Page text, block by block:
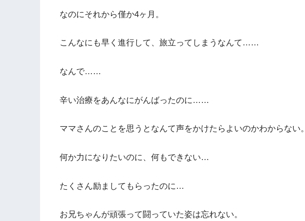
なのにそれから僅か4ヶ月。
こんなにも早く進行して、旅立ってしまうなんて……
なんで……
辛い治療をあんなにがんばったのに……
ママさんのことを思うとなんて声をかけたらよいのかわからない。
何か力になりたいのに、何もできない…
たくさん励ましてもらったのに…
お兄ちゃんが頑張って闘っていた姿は忘れない。